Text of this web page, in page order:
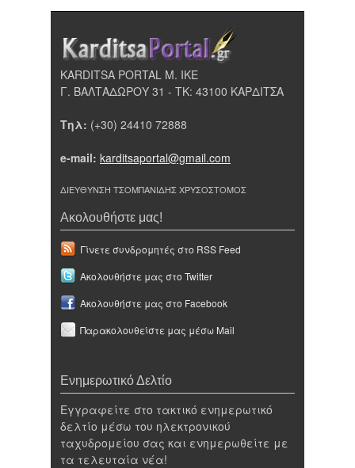
KARDITSA PORTAL Μ. ΙΚΕ
Γ. ΒΑΛΤΑΔΩΡΟΥ 31 - ΤΚ: 43100 ΚΑΡΔΙΤΣΑ
Τηλ: (+30) 24410 72888
e-mail: karditsaportal@gmail.com
ΔΙΕΥΘΥΝΣΗ ΤΣΟΜΠΑΝΙΔΗΣ ΧΡΥΣΟΣΤΟΜΟΣ
Ακολουθήστε μας!
Γίνετε συνδρομητές στο RSS Feed
Ακολουθήστε μας στο Twitter
Ακολουθήστε μας στο Facebook
Παρακολουθείστε μας μέσω Mail
Ενημερωτικό Δελτίο
Εγγραφείτε στο τακτικό ενημερωτικό
δελτίο μέσω του ηλεκτρονικού
ταχυδρομείου σας και ενημερωθείτε με
τα τελευταία νέα!